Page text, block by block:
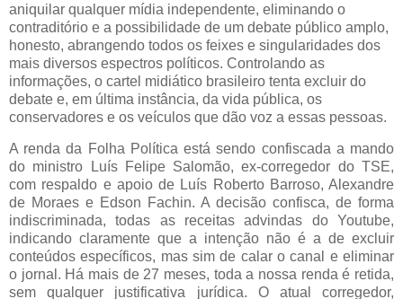
aniquilar qualquer mídia independente, eliminando o
contraditório e a possibilidade de um debate público amplo,
honesto, abrangendo todos os feixes e singularidades dos
mais diversos espectros políticos. Controlando as
informações, o cartel midiático brasileiro tenta excluir do
debate e, em última instância, da vida pública, os
conservadores e os veículos que dão voz a essas pessoas.
A renda da Folha Política está sendo confiscada a mando
do ministro Luís Felipe Salomão, ex-corregedor do TSE,
com respaldo e apoio de Luís Roberto Barroso, Alexandre
de Moraes e Edson Fachin. A decisão confisca, de forma
indiscriminada, todas as receitas advindas do Youtube,
indicando claramente que a intenção não é a de excluir
conteúdos específicos, mas sim de calar o canal e eliminar
o jornal. Há mais de 27 meses, toda a nossa renda é retida,
sem qualquer justificativa jurídica. O atual corregedor,